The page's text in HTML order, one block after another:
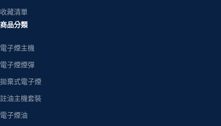
收藏清單
商品分類
電子煙主機
電子煙煙彈
拋棄式電子煙
註油主機套裝
電子煙油